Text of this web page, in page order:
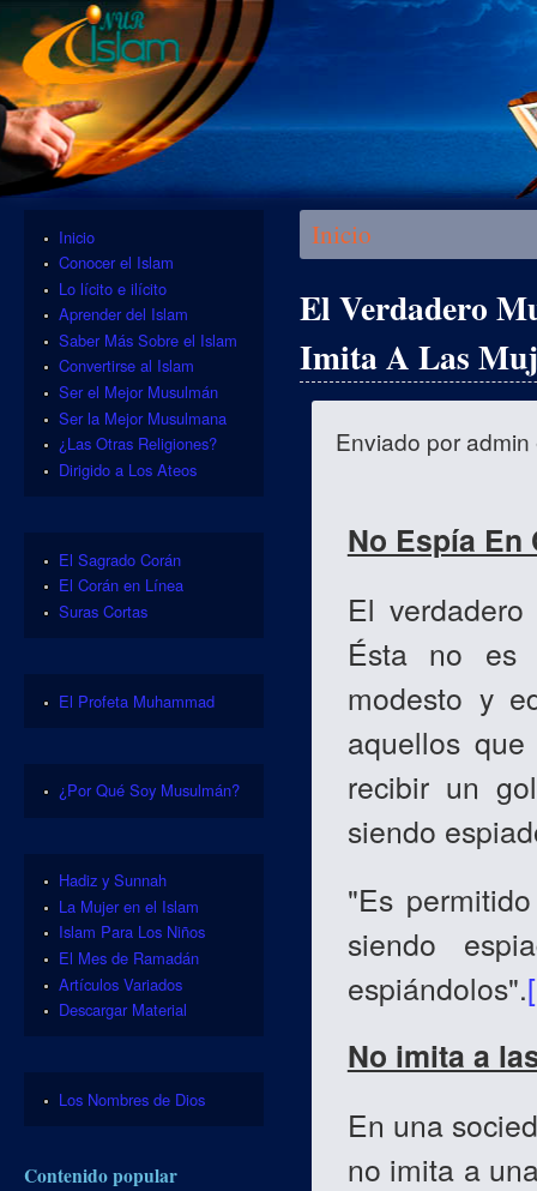
Se encuentra usted aquí
Inicio
El Verdadero
Imita A Las
Enviado poradmin
No Espía En
El
Ésta no es
modesto y
aquellos
recibir un
siendo
"Es
siendo
espiándolos".
No imita a
En una
no imita a
Inicio
Conocer el Islam
Lo lícito e ilícito
Aprender del Islam
Saber Más Sobre el Islam
Convertirse al Islam
Ser el Mejor Musulmán
Ser la Mejor Musulmana
¿Las Otras Religiones?
Dirigido a Los Ateos
El Sagrado Corán
El Corán en Línea
Suras Cortas
El Profeta Muhammad
¿Por Qué Soy Musulmán?
Hadiz y Sunnah
La Mujer en el Islam
Islam Para Los Niños
El Mes de Ramadán
Artículos Variados
Descargar Material
Los Nombres de Dios
Contenido popular